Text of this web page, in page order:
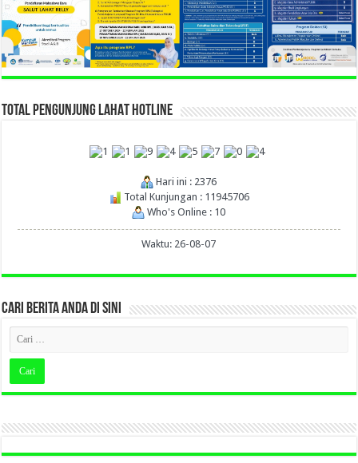
TOTAL PENGUNJUNG LAHAT HOTLINE
Hari ini : 2376
Total Kunjungan : 11945706
Who's Online : 10
Waktu: 26-08-07
CARI BERITA ANDA DI SINI